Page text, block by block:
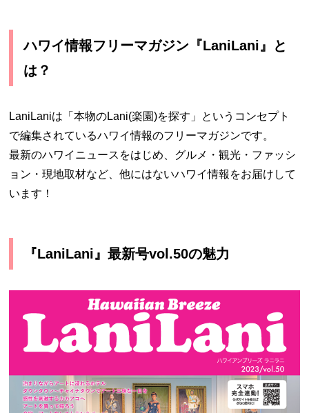
ハワイ情報フリーマガジン『LaniLani』と
は？
LaniLaniは「本物のLani(楽園)を探す」というコンセプト
で編集されているハワイ情報のフリーマガジンです。
最新のハワイニュースをはじめ、グルメ・観光・ファッシ
ョン・現地取材など、他にはないハワイ情報をお届けして
います！
『LaniLani』最新号vol.50の魅力